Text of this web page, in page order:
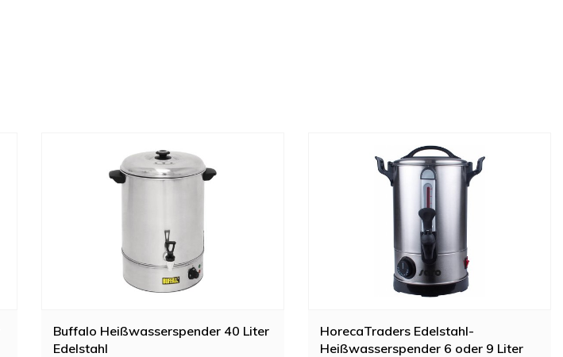
Buffalo Heißwasserspender 40 Liter
Edelstahl
HorecaTraders Edelstahl-
Heißwasserspender 6 oder 9 Liter